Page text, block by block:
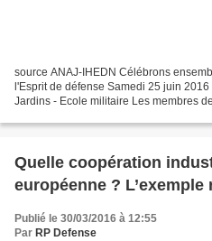
source ANAJ-IHEDN Célébrons
l'Esprit de défense Samedi 25 juin
Jardins - Ecole militaire Les membres
Quelle coopération
européenne ? L’exemple
Publié le 30/03/2016 à 12:55
Par RP Defense